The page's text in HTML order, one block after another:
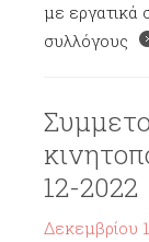
με εργατικά
συλλόγους
12-2022
Δεκεμβρίου